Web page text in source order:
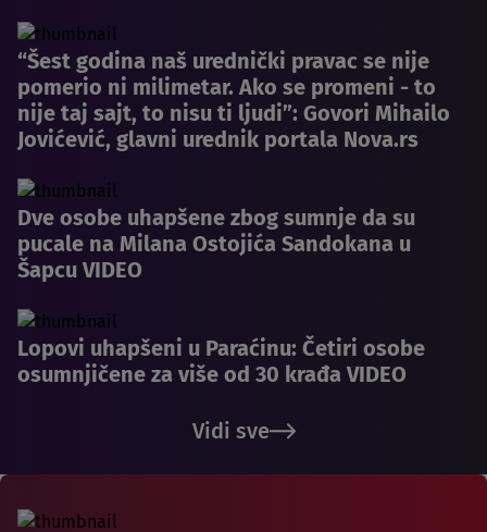
“Šest godina naš urednički pravac se nije
pomerio ni milimetar. Ako se promeni - to
nije taj sajt, to nisu ti ljudi”: Govori Mihailo
Jovićević, glavni urednik portala Nova.rs
Dve osobe uhapšene zbog sumnje da su
pucale na Milana Ostojića Sandokana u
Šapcu VIDEO
Lopovi uhapšeni u Paraćinu: Četiri osobe
osumnjičene za više od 30 krađa VIDEO
Vidi sve